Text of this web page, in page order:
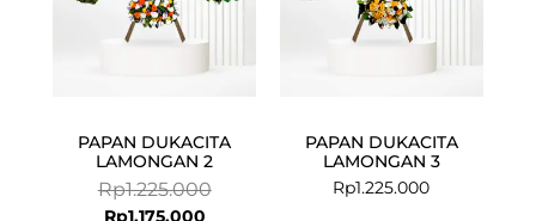
PAPAN DUKACITA
LAMONGAN 2
Rp1.225.000
PAPAN DUKACITA
LAMONGAN 3
Rp1.225.000